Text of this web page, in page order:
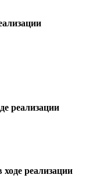
реализации